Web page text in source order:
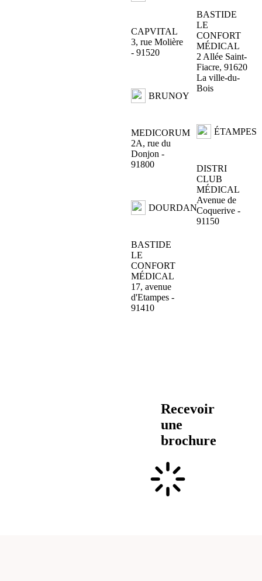
CAPVITAL
3, rue Molière
- 91520
BRUNOY
MEDICORUM
2A, rue du
Donjon -
91800
DOURDAN
BASTIDE
LE
CONFORT
MÉDICAL
17, avenue
d'Etampes -
91410
BASTIDE
LE
CONFORT
MÉDICAL
2 Allée Saint-
Fiacre, 91620
La ville-du-
Bois
ÉTAMPES
DISTRI
CLUB
MÉDICAL
Avenue de
Coquerive -
91150
Recevoir
une
brochure